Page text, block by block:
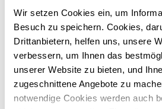
Wir setzen Cookies ein, um
Besuch zu speichern. Cookies,
Drittanbietern, helfen uns, unsere
verbessern, um Ihnen das
unserer Website zu bieten, und
zugeschnittene Angebote zu
notwendige Cookies werden auch
Qualitätsbericht 2022
pdf ·5 MB
Qualitätsbericht 2022:
Onkologisches…